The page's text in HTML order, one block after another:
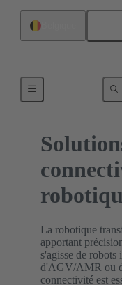
La robotique
apportant
s'agisse de
d'AGV/AMR ou
connectivité est